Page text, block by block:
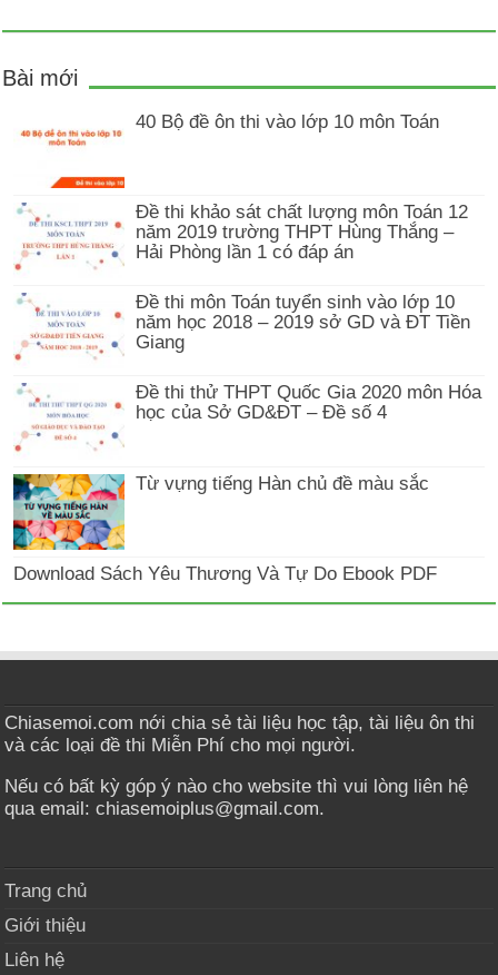
Bài mới
40 Bộ đề ôn thi vào lớp 10 môn Toán
Đề thi khảo sát chất lượng môn Toán 12
năm 2019 trường THPT Hùng Thắng –
Hải Phòng lần 1 có đáp án
Đề thi môn Toán tuyển sinh vào lớp 10
năm học 2018 – 2019 sở GD và ĐT Tiền
Giang
Đề thi thử THPT Quốc Gia 2020 môn Hóa
học của Sở GD&ĐT – Đề số 4
Từ vựng tiếng Hàn chủ đề màu sắc
Download Sách Yêu Thương Và Tự Do Ebook PDF
Chiasemoi.com nới chia sẻ tài liệu học tập, tài liệu ôn thi
và các loại đề thi Miễn Phí cho mọi người.
Nếu có bất kỳ góp ý nào cho website thì vui lòng liên hệ
qua email: chiasemoiplus@gmail.com.
Trang chủ
Giới thiệu
Liên hệ